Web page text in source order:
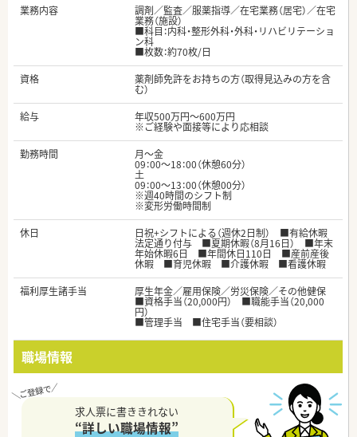
業務内容
調剤／監査／服薬指導／在宅業務（居宅）／在宅
業務（施設）
■科目：内科・整形外科・外科・リハビリテーショ
ン科
■枚数：約70枚/日
資格
薬剤師免許をお持ちの方（取得見込みの方を含
む）
給与
年収500万円～600万円
※ご経験や面接等により応相談
勤務時間
月～金
09：00～18：00（休憩60分）
土
09：00～13：00（休憩00分）
※週40時間のシフト制
※変形労働時間制
休日
日祝+シフトによる（週休2日制） ■有給休暇
法定通り付与 ■夏期休暇（8月16日） ■年末
年始休暇6日 ■年間休日110日 ■産前産後
休暇 ■育児休暇 ■介護休暇 ■看護休暇
福利厚生諸手当
厚生年金／雇用保険／労災保険／その他健保
■資格手当（20,000円） ■職能手当（20,000
円）
■管理手当 ■住宅手当（要相談）
職場情報
求人票に書ききれない
“詳しい職場情報”